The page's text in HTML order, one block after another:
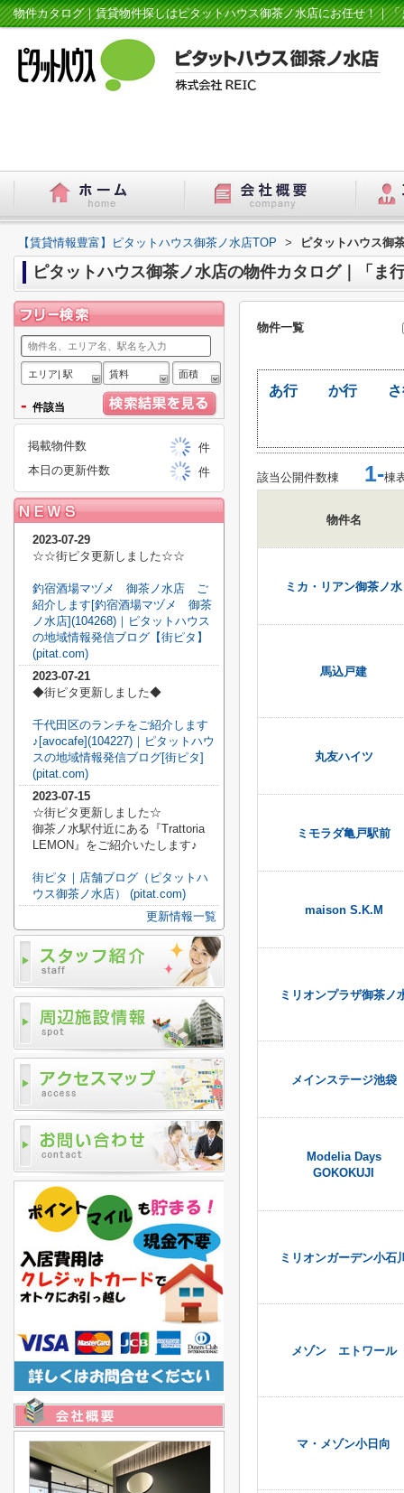
物件カタログ｜賃貸物件探しはピタットハウス御茶ノ水店にお任せ！｜
【賃貸情報豊富】ピタットハウス御茶ノ水店TOP > ピタットハウス御
ピタットハウス御茶ノ水店の物件カタログ｜「ま
物件一覧
あ行 か行
該当公開件数棟 1-棟
物件名
ミカ・リアン御茶ノ水
馬込戸建
丸友ハイツ
ミモラダ亀戸駅前
maison S.K.M
ミリオンプラザ御茶ノ
メインステージ池袋
Modelia Days
GOKOKUJI
ミリオンガーデン小石
メゾン エトワール
マ・メゾン小日向
エリア| 駅 賃料 面積
- 件該当
掲載物件数
件
本日の更新件数
件
2023-07-29
☆☆街ピタ更新しました☆☆
釣宿酒場マヅメ 御茶ノ水店 ご
紹介します[釣宿酒場マヅメ 御茶
ノ水店](104268)｜ピタットハウス
の地域情報発信ブログ【街ピタ】
(pitat.com)
2023-07-21
◆街ピタ更新しました◆
千代田区のランチをご紹介します
♪[avocafe](104227)｜ピタットハウ
スの地域情報発信ブログ[街ピタ]
(pitat.com)
2023-07-15
☆街ピタ更新しました☆
御茶ノ水駅付近にある『Trattoria
LEMON』をご紹介いたします♪
街ピタ｜店舗ブログ（ピタットハ
ウス御茶ノ水店） (pitat.com)
更新情報一覧